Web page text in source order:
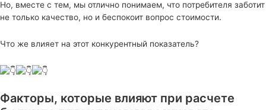
Но, вместе с тем, мы отлично понимаем, что потребителя заботит
не только качество, но и беспокоит вопрос стоимости.
Что же влияет на этот конкурентный показатель?
Факторы, которые влияют при расчете